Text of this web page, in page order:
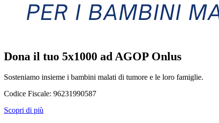
Dona il tuo 5x1000 ad AGOP Onlus
Sosteniamo insieme i bambini malati di tumore e le loro famiglie.
Codice Fiscale: 96231990587
Scopri di più